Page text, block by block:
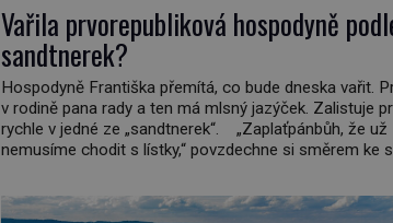
Vařila prvorepubliková hospodyně
sandtnerek?
Hospodyně Františka přemítá, co bude dneska vařit.
v rodině pana rady a ten má mlsný jazýček. Zalistuje
rychle v jedné ze „sandtnerek“. „Zaplaťpánbůh, že už
nemusíme chodit s lístky,“ povzdechne si směrem ke